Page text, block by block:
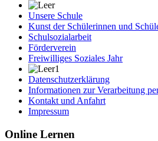
Unsere Schule
Kunst der Schülerinnen und
Schulsozialarbeit
Förderverein
Freiwilliges Soziales Jahr
Datenschutzerklärung
Informationen zur Verarbeitung
Kontakt und Anfahrt
Impressum
Online Lernen